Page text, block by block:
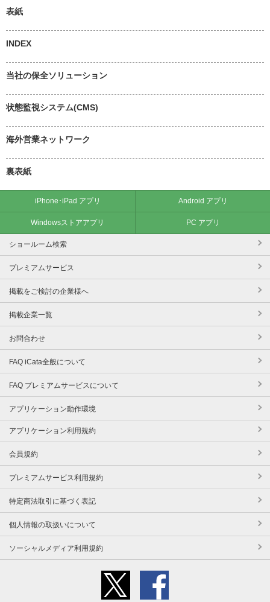
表紙
INDEX
当社の保全ソリューション
状態監視システム(CMS)
海外営業ネットワーク
裏表紙
iPhone･iPad アプリ Android アプリ
Windowsストアアプリ PC アプリ
ショールーム検索
プレミアムサービス
掲載をご検討の企業様へ
掲載企業一覧
お問合わせ
FAQ iCata全般について
FAQ プレミアムサービスについて
アプリケーション動作環境
アプリケーション利用規約
会員規約
プレミアムサービス利用規約
特定商法取引に基づく表記
個人情報の取扱いについて
ソーシャルメディア利用規約